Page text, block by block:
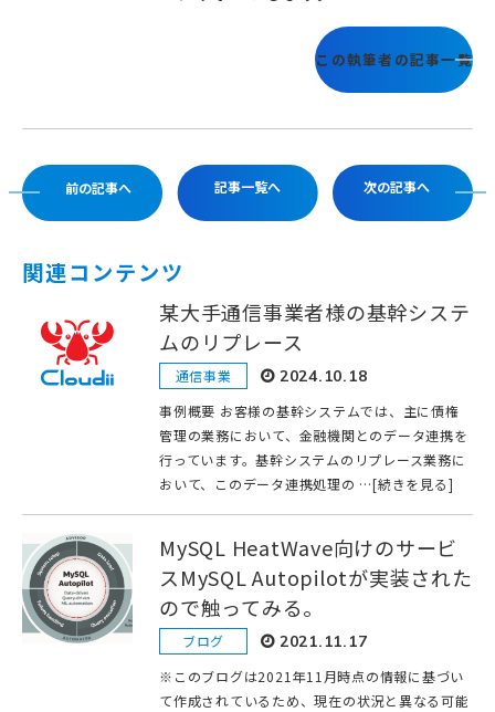
この執筆者の記事一覧
前の記事へ 記事一覧へ 次の記事へ
関連コンテンツ
某大手通信事業者様の基幹システ
ムのリプレース
通信事業 2024.10.18
事例概要 お客様の基幹システムでは、主に債権
管理の業務において、金融機関とのデータ連携を
行っています。基幹システムのリプレース業務に
おいて、このデータ連携処理の …[続きを見る]
MySQL HeatWave向けのサービ
スMySQL Autopilotが実装された
ので触ってみる。
ブログ 2021.11.17
※このブログは2021年11月時点の情報に基づい
て作成されているため、現在の状況と異なる可能